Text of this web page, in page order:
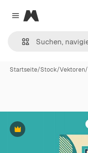
Close menu
Magnific
Startseite/Stock/Vektoren/
Premium